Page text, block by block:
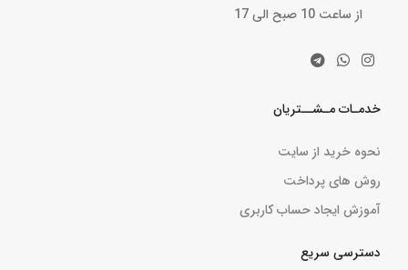
خدمـات مـشــتریان
نحوه خرید از سایت
روش های پرداخت
آموزش ایجاد حساب کاربری
دسترسی سریع
از ساعت 10 صبح الی 17